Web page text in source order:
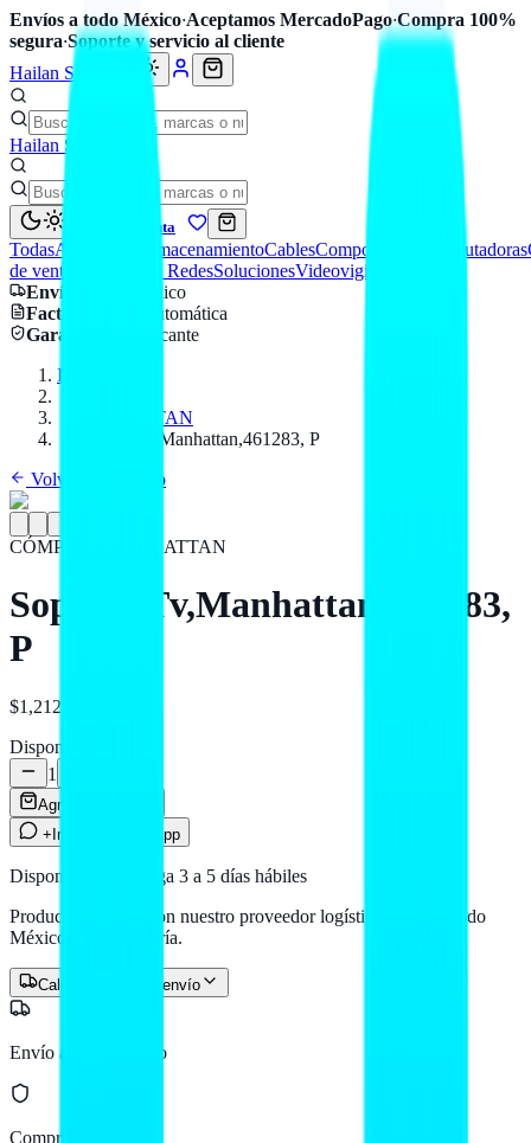
Envíos a todo México·Aceptamos MercadoPago·Compra 100%
segura·Soporte y servicio al cliente
Hailan Store
Hailan Store
Mi cuenta
TodasAccesorios AlmacenamientoCablesComponentes Computadoras
de venta
Seguridad y RedesSolucionesVideovigilancia
Envío
a todo México
Factura CFDI
automática
Garantía
de fabricante
Inicio
MANHATTAN
Soporte Tv,Manhattan,461283, P
Volver al catálogo
CÓMPUTO MANHATTAN
Soporte Tv,Manhattan,461283,
P
$1,212
Disponible
1
Agregar al carrito
+Info por WhatsApp
Disponible — entrega 3 a 5 días hábiles
Producto en stock con nuestro proveedor logístico. Llega a todo
México por paquetería.
Calcular costo de envío
Envío a todo México
Compra protegida